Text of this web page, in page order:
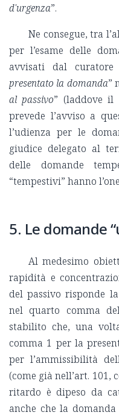
d'urgenza”.
Ne consegue, tra
per l’esame delle
avvisati dal
presentato la domanda”
al passivo” (laddove il
prevede l’avviso a
l’udienza per le
giudice delegato al
delle domande
“tempestivi” hanno
5. Le domande
Al medesimo
rapidità e
del passivo risponde
nel quarto comma
stabilito che, una
comma 1 per la
per l’ammissibilità
(come già nell’art. 101,
ritardo è dipeso da
anche che la